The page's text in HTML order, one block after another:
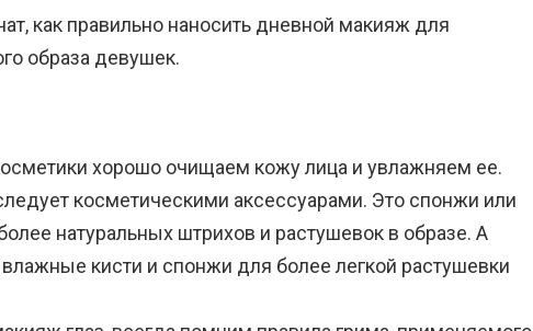
как правильно наносить дневной макияж для
образа девушек.
хорошо очищаем кожу лица и увлажняем ее.
косметическими аксессуарами. Это спонжи или
натуральных штрихов и растушевок в образе. А
кисти и спонжи для более легкой растушевки